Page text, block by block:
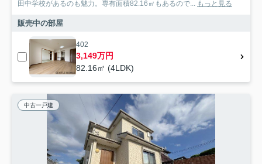
田中学校があるのも魅力。専有面積82.16㎡もあるので... もっと見る
販売中の部屋
402
3,149万円
82.16㎡ (4LDK)
中古一戸建